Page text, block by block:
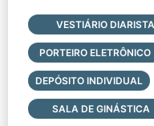
VESTIÁRIO
PORTEIRO ELETRÔNICO
DEPÓSITO INDIVIDUAL
SALA DE GINÁSTICA